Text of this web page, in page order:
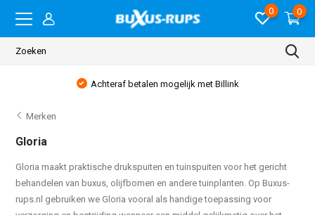
0 0
Achteraf betalen mogelijk met Billink
Merken
Gloria
Gloria maakt praktische drukspuiten en tuinspuiten voor het gericht
behandelen van buxus, olijfbomen en andere tuinplanten. Op Buxus-
rups.nl gebruiken we Gloria vooral als handige toepassing voor